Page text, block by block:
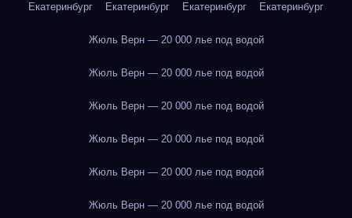
Екатеринбург Екатеринбург Екатеринбург Екатеринбург
Жюль Верн — 20 000 лье под водой
Жюль Верн — 20 000 лье под водой
Жюль Верн — 20 000 лье под водой
Жюль Верн — 20 000 лье под водой
Жюль Верн — 20 000 лье под водой
Жюль Верн — 20 000 лье под водой